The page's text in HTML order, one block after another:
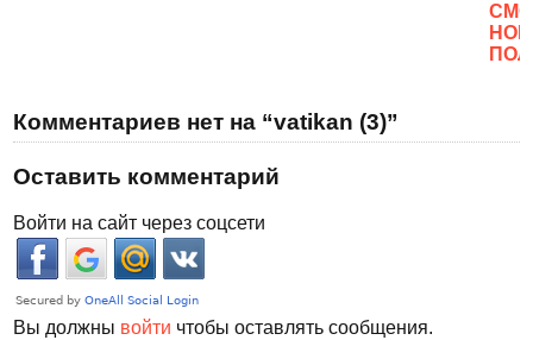
Комментариев нет на “vatikan (3)”
Оставить комментарий
Войти на сайт через соцсети
Вы должны войти чтобы оставлять сообщения.